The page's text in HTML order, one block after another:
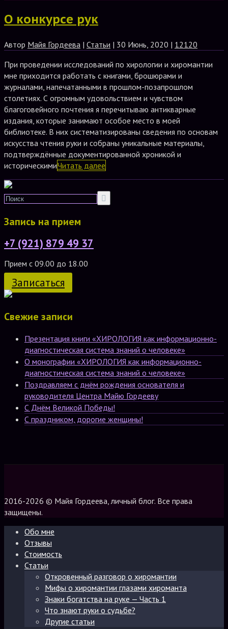
О конкурсе рук
Автор Майя Гордеева | Статьи | 30 Июнь, 2020 | 12120
При проведении исследований по хирологии и хиромантии
мне приходится работать с книгами, брошюрами и
журналами, напечатанными в прошлом-позапрошлом
столетиях. С огромным удовольствием и чувством
благоговейного почтения я перечитываю антикварные
издания, которые занимают особое место в моей
библиотеке. В них систематизированы сведения по основам
искусства чтения руки и собраны уникальные материалы,
подтверждённые документированной хроникой и
историческимиЧитать далее
Запись на прием
+7 (921) 879 49 37
Прием с 09.00 до 18.00
Записаться
Свежие записи
Презентация книги «ХИРОЛОГИЯ как информационно-
диагностическая система знаний о человеке»
О монографии «ХИРОЛОГИЯ как информационно-
диагностическая система знаний о человеке»
Поздравляем с днём рождения основателя и
руководителя Центра Майю Гордееву
С Днём Великой Победы!
С праздником, дорогие женщины!
2016-2026 © Майя Гордеева, личный блог. Все права
защищены.
Обо мне
Отзывы
Стоимость
Статьи
Откровенный разговор о хиромантии
Мифы о хиромантии глазами хироманта
Знаки богатства на руке — Часть 1
Что знают руки о судьбе?
Другие статьи